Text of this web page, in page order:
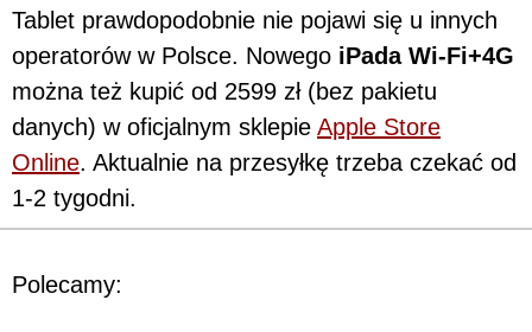
Tablet prawdopodobnie nie pojawi się u innych
operatorów w Polsce. Nowego iPada Wi-Fi+4G
można też kupić od 2599 zł (bez pakietu
danych) w oficjalnym sklepie Apple Store
Online. Aktualnie na przesyłkę trzeba czekać od
1-2 tygodni.
Polecamy: